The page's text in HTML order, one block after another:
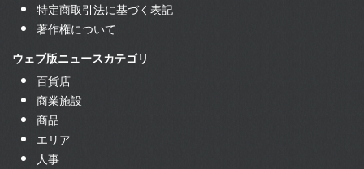
特定商取引法に基づく表記
著作権について
ウェブ版ニュースカテゴリ
百貨店
商業施設
商品
エリア
人事